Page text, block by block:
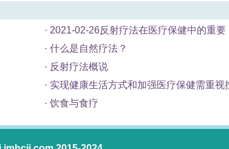
· 2021-02-26反射疗法在医疗保健中的重要
· 什么是自然疗法？
· 反射疗法概说
· 实现健康生活方式和加强医疗保健需重视
· 饮食与食疗